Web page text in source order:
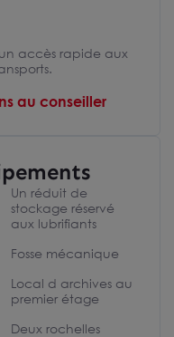
accès rapide aux
au conseiller
Un réduit de
stockage réservé
aux lubrifiants
Fosse mécanique
Local d archives au
premier étage
Deux rochelles